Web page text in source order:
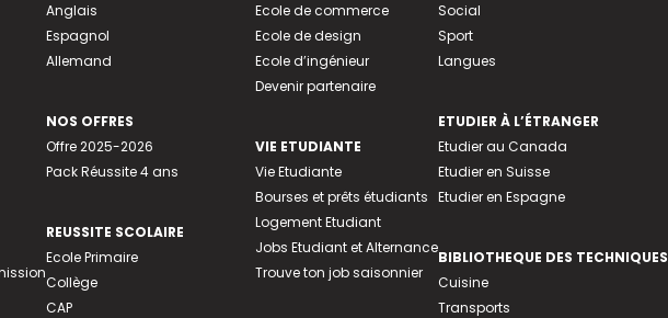
Anglais
Espagnol
Allemand
NOS OFFRES
Offre 2025-2026
Pack Réussite 4 ans
REUSSITE SCOLAIRE
Ecole Primaire
Collège
CAP
Ecole de commerce
Ecole de design
Ecole d’ingénieur
Devenir partenaire
VIE ETUDIANTE
Vie Etudiante
Bourses et prêts étudiants
Logement Etudiant
Jobs Etudiant et Alternance
Trouve ton job saisonnier
Social
Sport
Langues
ETUDIER À L’ÉTRANGER
Etudier au Canada
Etudier en Suisse
Etudier en Espagne
BIBLIOTHEQUE DES TECHNIQUES
Cuisine
Transports